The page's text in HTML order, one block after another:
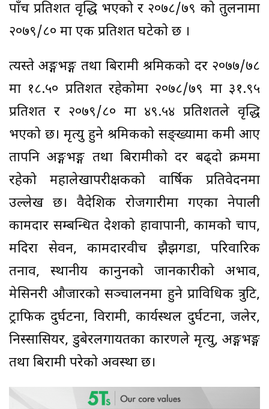
पाँच प्रतिशत वृद्धि भएको र २०७८/७९ को तुलनामा
२०७९/८० मा एक प्रतिशत घटेको छ ।
त्यस्ते अङ्गभङ्ग तथा बिरामी श्रमिकको दर २०७७/७८
मा १८.५० प्रतिशत रहेकोमा २०७८/७९ मा ३१.९५
प्रतिशत र २०७९/८० मा ४९.५४ प्रतिशतले वृद्धि
भएको छ। मृत्यु हुने श्रमिकको सङ्ख्यामा कमी आए
तापनि अङ्गभङ्ग तथा बिरामीको दर बढ्दो क्रममा
रहेको महालेखापरीक्षकको वार्षिक प्रतिवेदनमा
उल्लेख छ। वैदेशिक रोजगारीमा गएका नेपाली
कामदार सम्बन्धित देशको हावापानी, कामको चाप,
मदिरा सेवन, कामदारवीच झैझगडा, परिवारिक
तनाव, स्थानीय कानुनको जानकारीको अभाव,
मेसिनरी औजारको सञ्चालनमा हुने प्राविधिक त्रुटि,
ट्राफिक दुर्घटना, विरामी, कार्यस्थल दुर्घटना, जलेर,
निस्सासियर, डुबेरलगायतका कारणले मृत्यु, अङ्गभङ्ग
तथा बिरामी परेको अवस्था छ।